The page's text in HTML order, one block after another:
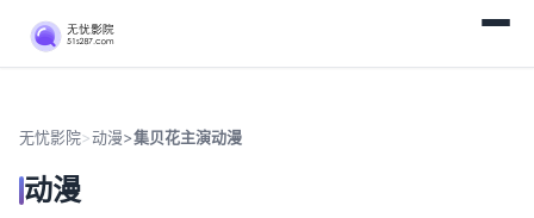
无忧影院>动漫>集贝花主演动漫
动漫